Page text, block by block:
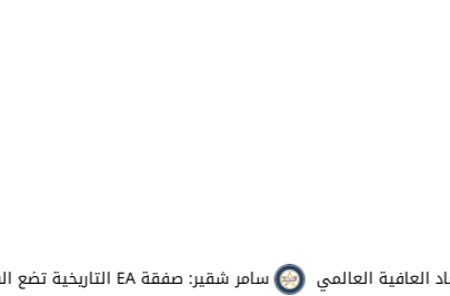
سامر شقير: صفقة EA التاريخية تضع السعودية في قلب صناعة الألعاب العالمية العالمي